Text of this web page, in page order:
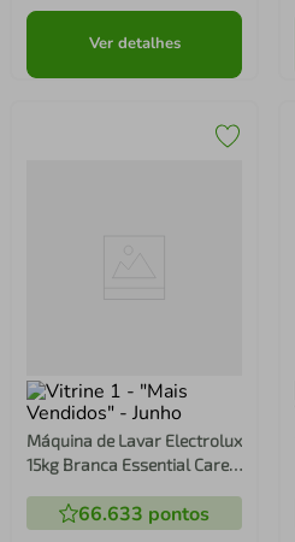
Ver detalhes
Máquina de Lavar Electrolux
15kg Branca Essential Care
(LED15)66.633 pontos